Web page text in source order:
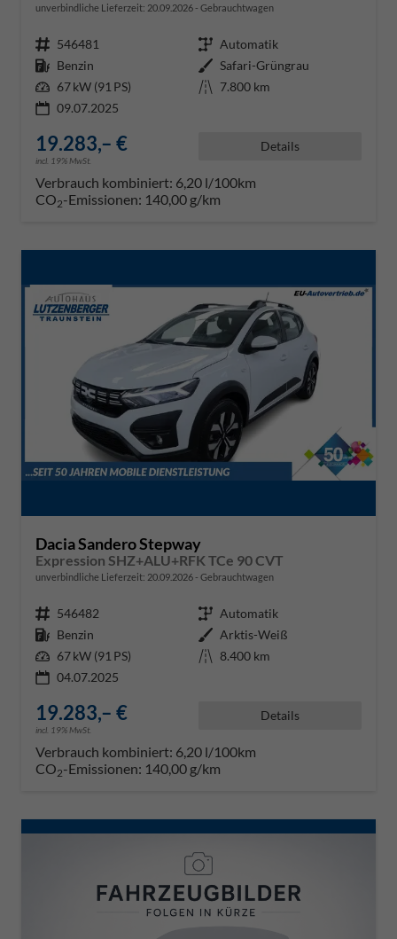
unverbindliche Lieferzeit: 20.09.2026 Gebrauchtwagen
Fahrzeugnr. 546481 Getriebe Automatik
Kraftstoff Benzin Außenfarbe Safari-Grüngrau
Leistung 67 kW (91 PS) Kilometerstand 7.800 km
09.07.2025
19.283,– €
incl. 19% MwSt.
Details
Verbrauch kombiniert: 6,20 l/100km
CO2-Emissionen: 140,00 g/km
Dacia Sandero Stepway
Expression SHZ+ALU+RFK TCe 90 CVT
unverbindliche Lieferzeit: 20.09.2026 Gebrauchtwagen
Fahrzeugnr. 546482 Getriebe Automatik
Kraftstoff Benzin Außenfarbe Arktis-Weiß
Leistung 67 kW (91 PS) Kilometerstand 8.400 km
04.07.2025
19.283,– €
incl. 19% MwSt.
Details
Verbrauch kombiniert: 6,20 l/100km
CO2-Emissionen: 140,00 g/km